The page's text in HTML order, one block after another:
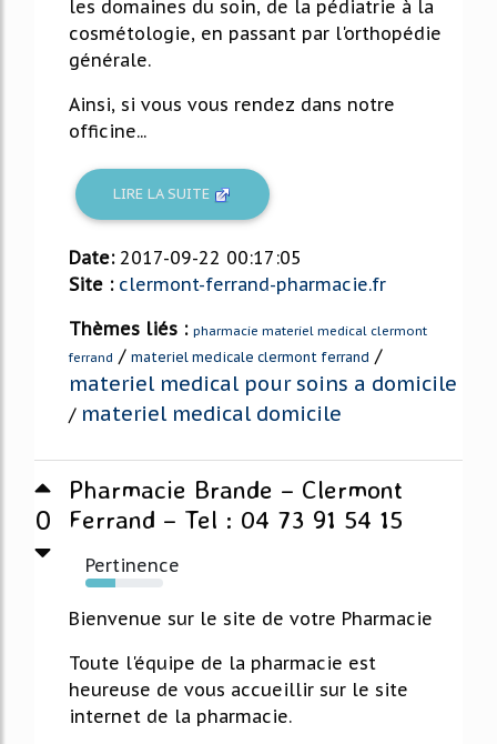
les domaines du soin, de la pédiatrie à la
cosmétologie, en passant par l'orthopédie
générale.
Ainsi, si vous vous rendez dans notre
officine...
LIRE LA SUITE
Date: 2017-09-22 00:17:05
Site : clermont-ferrand-pharmacie.fr
Thèmes liés : pharmacie materiel medical clermont
ferrand / materiel medicale clermont ferrand /
materiel medical pour soins a domicile
/ materiel medical domicile
0
Pharmacie Brande – Clermont
Ferrand – Tel : 04 73 91 54 15
Pertinence
39%
Bienvenue sur le site de votre Pharmacie
Toute l'équipe de la pharmacie est
heureuse de vous accueillir sur le site
internet de la pharmacie.